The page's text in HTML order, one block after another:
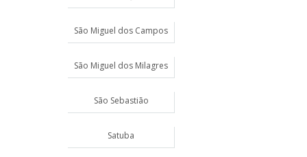
São Miguel dos Campos
São Miguel dos Milagres
São Sebastião
Satuba